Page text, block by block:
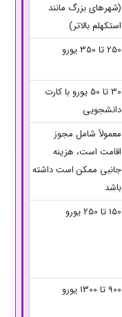
(شهرهای بزرگ مانند
استکهلم بالاتر)
250 تا 350 یورو
30 تا 50 یورو با کارت
دانشجویی
معمولاً شامل مجوز
اقامت است، هزینه
جانبی ممکن است داشته
باشد
150 تا 250 یورو
900 تا 1300 یورو